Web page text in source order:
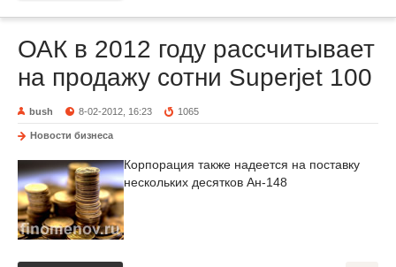
ОАК в 2012 году рассчитывает
на продажу сотни Superjet 100
bush 8-02-2012, 16:23 1065
Новости бизнеса
Корпорация также надеется на поставку
нескольких десятков Ан-148